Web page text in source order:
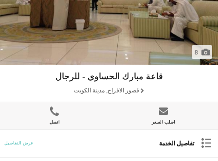
8
قاعة مبارك الحساوي - للرجال
قصور الافراح, مدينة الكويت
اطلب السعر اتصل
تفاصيل الخدمة عرض التفاصيل